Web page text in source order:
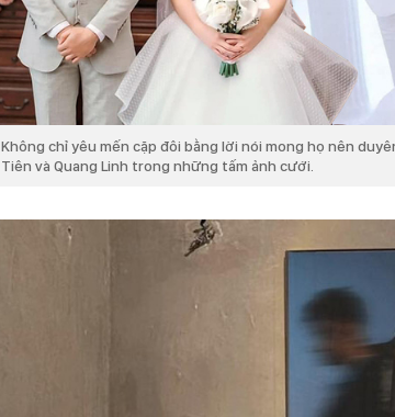
Không chỉ yêu mến cặp đôi bằng lời nói mong họ nên
Tiên và Quang Linh trong những tấm ảnh cưới.